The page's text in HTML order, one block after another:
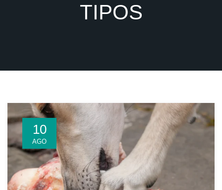
TIPOS
10
AGO